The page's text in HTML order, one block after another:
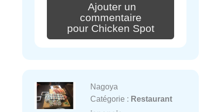
Ajouter un
commentaire
pour Chicken Spot
Nagoya
Catégorie : Restaurant